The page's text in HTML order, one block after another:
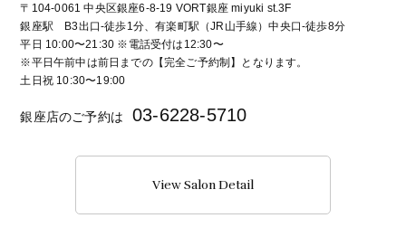
〒104-0061 中央区銀座6-8-19 VORT銀座 miyuki st.3F
銀座駅 B3出口-徒歩1分、有楽町駅（JR山手線）中央口-徒歩8分
平日 10:00〜21:30 ※電話受付は12:30〜
※平日午前中は前日までの【完全ご予約制】となります。
土日祝 10:30〜19:00
銀座店のご予約は 03-6228-5710
View Salon Detail